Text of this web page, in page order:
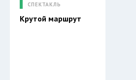
СПЕКТАКЛЬ
Крутой маршрут